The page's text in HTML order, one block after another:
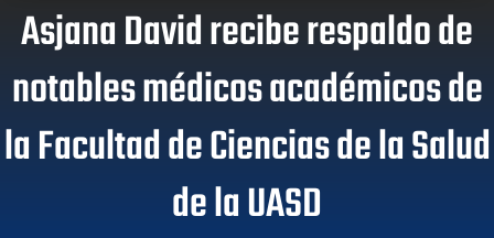
Asjana David recibe respaldo de
notables médicos académicos de
la Facultad de Ciencias de la Salud
de la UASD